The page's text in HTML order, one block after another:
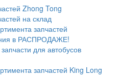
Zhong Tong
на склад
запчастей
в РАСПРОДАЖЕ!
для автобусов
запчастей King Long